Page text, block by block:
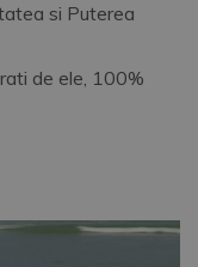
si Puterea
de ele, 100%